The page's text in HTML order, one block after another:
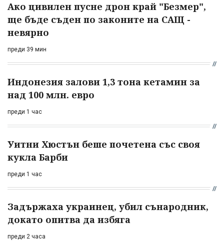
Ако цивилен пусне дрон край "Безмер",
ще бъде съден по законите на САЩ -
невярно
преди 39 мин
Индонезия залови 1,3 тона кетамин за
над 100 млн. евро
преди 1 час
Уитни Хюстън беше почетена със своя
кукла Барби
преди 1 час
Задържаха украинец, убил сънародник,
докато опитва да избяга
преди 2 часа